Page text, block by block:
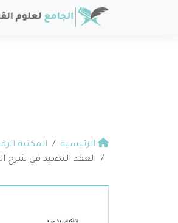
الرئيسية المكتبة
العقد النضيد في شرح